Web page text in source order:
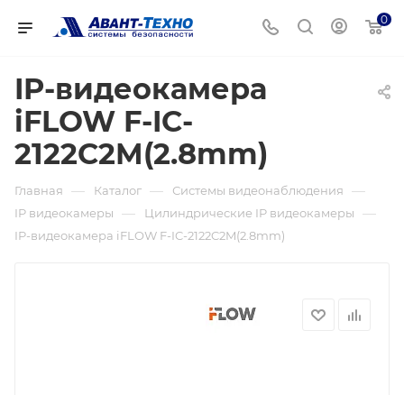
0
IP-видеокамера
iFLOW F-IC-
2122C2M(2.8mm)
Главная — Каталог — Системы видеонаблюдения —
IP видеокамеры — Цилиндрические IP видеокамеры —
IP-видеокамера iFLOW F-IC-2122C2M(2.8mm)